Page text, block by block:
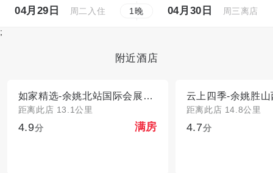
04月29日 周二入住 1晚 04月30日 周三离店
;
附近酒店
如家精选-余姚北站国际会展中心店
距离此店 13.1公里
4.9分 满房
云上四季-余姚胜山
距离此店 14.8公里
4.7分